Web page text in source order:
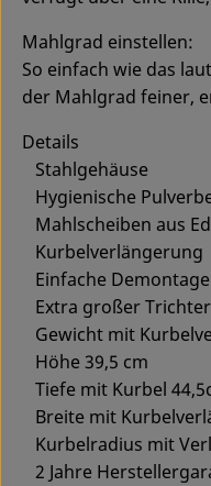
Mahlgrad einstellen:
So einfach wie das
der Mahlgrad feiner,
Details
Stahlgehäuse
Hygienische
Mahlscheiben aus
Kurbelverlängerung
Einfache
Extra großer
Gewicht mit
Höhe 39,5 cm
Tiefe mit Kurbel
Breite mit
Kurbelradius mit
2 Jahre